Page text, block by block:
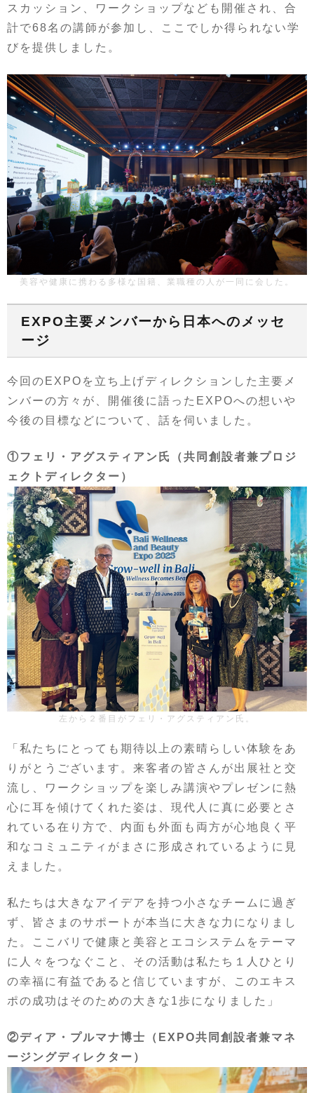
スカッション、ワークショップなども開催され、合
計で68名の講師が参加し、ここでしか得られない学
びを提供しました。
美容や健康に携わる多様な国籍、業職種の人が一同に会した。
EXPO主要メンバーから日本へのメッセ
ージ
今回のEXPOを立ち上げディレクションした主要メ
ンバーの方々が、開催後に語ったEXPOへの想いや
今後の目標などについて、話を伺いました。
①フェリ・アグスティアン氏（共同創設者兼プロジ
ェクトディレクター）
左から２番目がフェリ・アグスティアン氏。
「私たちにとっても期待以上の素晴らしい体験をあ
りがとうございます。来客者の皆さんが出展社と交
流し、ワークショップを楽しみ講演やプレゼンに熱
心に耳を傾けてくれた姿は、現代人に真に必要とさ
れている在り方で、内面も外面も両方が心地良く平
和なコミュニティがまさに形成されているように見
えました。
私たちは大きなアイデアを持つ小さなチームに過ぎ
ず、皆さまのサポートが本当に大きな力になりまし
た。ここバリで健康と美容とエコシステムをテーマ
に人々をつなぐこと、その活動は私たち１人ひとり
の幸福に有益であると信じていますが、このエキス
ポの成功はそのための大きな1歩になりました」
②ディア・プルマナ博士（EXPO共同創設者兼マネ
ージングディレクター）